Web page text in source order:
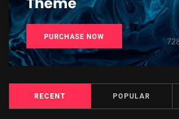
RECENT POPULAR